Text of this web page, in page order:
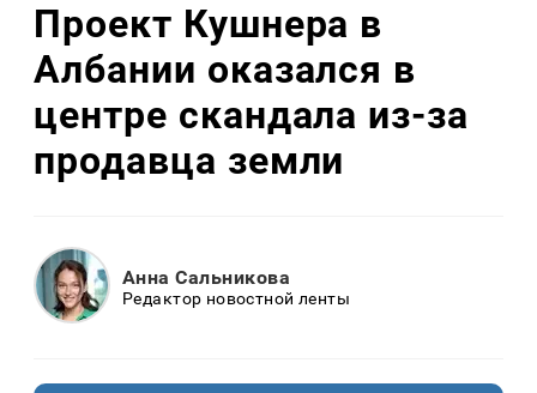
Проект Кушнера в
Албании оказался в
центре скандала из-за
продавца земли
Анна Сальникова
Редактор новостной ленты